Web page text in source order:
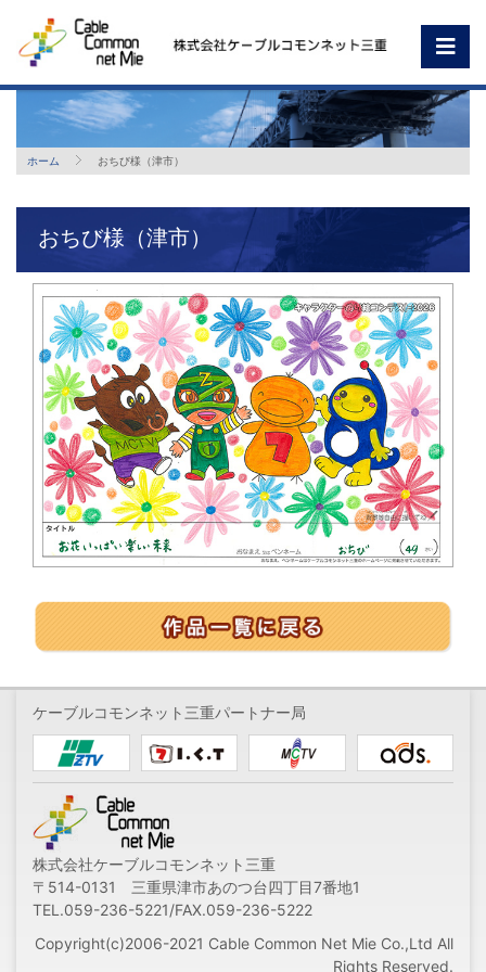
ホーム おちび様（津市）
おちび様（津市）
ケーブルコモンネット三重パートナー局
株式会社ケーブルコモンネット三重
〒514-0131 三重県津市あのつ台四丁目7番地1
TEL.059-236-5221/FAX.059-236-5222
Copyright(c)2006-2021 Cable Common Net Mie Co.,Ltd All
Rights Reserved.